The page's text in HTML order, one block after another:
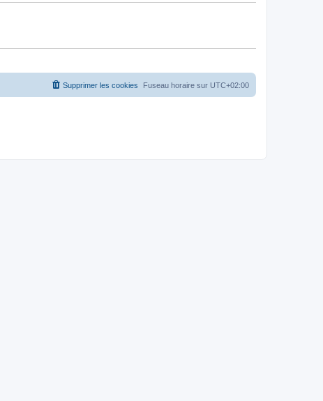
Fuseau horaire sur UTC+02:00
Supprimer les cookies